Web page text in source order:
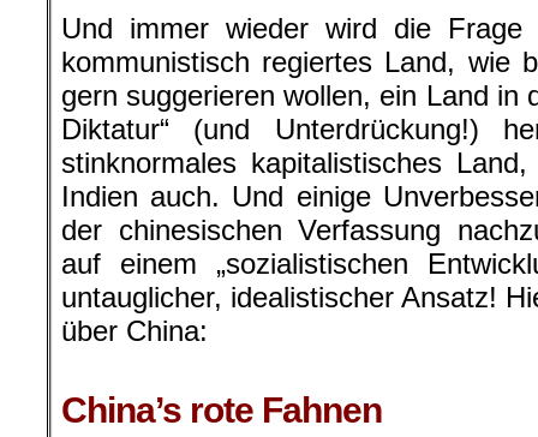
Und immer wieder wird die
kommunistisch regiertes Land, wie
gern suggerieren wollen, ein Land in
Diktatur“ (und Unterdrückung!)
stinknormales kapitalistisches
Indien auch. Und einige
der chinesischen Verfassung
auf einem „sozialistischen
untauglicher, idealistischer Ansatz!
über China:
China’s rote Fahnen